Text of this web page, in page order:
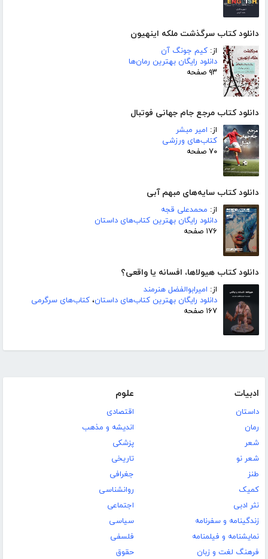
دانلود کتاب سرگذشت ملکه اینهیون
از: کیم جونگ آن
دانلود رایگان بهترین رمان‌ها
۹۳ صفحه
دانلود کتاب مرجع جام جهانی فوتبال
از: امیر مبشر
کتاب‌های ورزشی
۷۰ صفحه
دانلود کتاب سایه‌های مبهم آبی
از: محمدعلی قجه
دانلود رایگان بهترین کتاب‌های داستان
۱۷۶ صفحه
دانلود کتاب هیولاها، افسانه یا واقعی؟
از: امیرابوالفضل هنرمند
دانلود رایگان بهترین کتاب‌های داستان، کتاب‌های سرگرمی
۱۶۷ صفحه
ادبیات
داستان
رمان
شعر
شعر نو
طنز
کمیک
نثر ادبی
زندگینامه و سفرنامه
نمایشنامه و فیلمنامه
فرهنگ لغت و زبان
علوم
اقتصادی
اندیشه و مذهب
پزشکی
تاریخی
جغرافی
روانشناسی
اجتماعی
سیاسی
فلسفی
حقوق